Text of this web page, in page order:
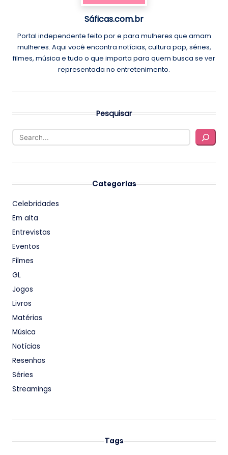
Sáficas.com.br
Portal independente feito por e para mulheres que amam
mulheres. Aqui você encontra notícias, cultura pop, séries,
filmes, música e tudo o que importa para quem busca se ver
representada no entretenimento.
Pesquisar
Categorias
Celebridades
Em alta
Entrevistas
Eventos
Filmes
GL
Jogos
Livros
Matérias
Música
Notícias
Resenhas
Séries
Streamings
Tags